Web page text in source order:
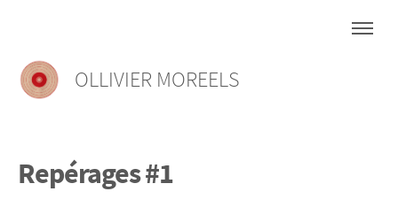
OLLIVIER MOREELS
Repérages #1